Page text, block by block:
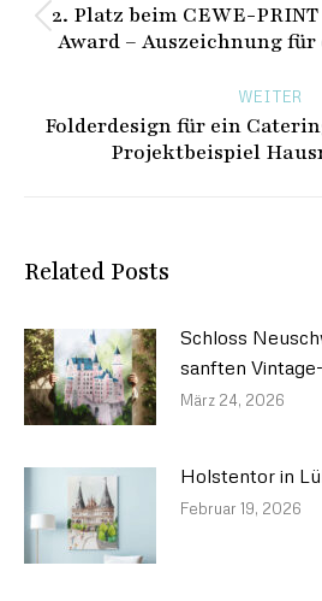
2. Platz beim CEWE-
Award – Auszeichnung
WEITER
Folderdesign für ein
Projektbeispiel
Related Posts
Schloss
sanften
März 24, 2026
Holstentor in
Februar 19, 2026